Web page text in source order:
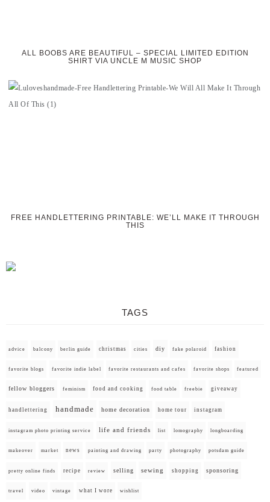
ALL BOOBS ARE BEAUTIFUL – SPECIAL LIMITED EDITION
SHIRT VIA UNCLE M MUSIC SHOP
FREE HANDLETTERING PRINTABLE: WE’LL MAKE IT THROUGH
THIS
TAGS
advice balcony berlin guide christmas cities diy fake polaroid fashion
favorite blogs favorite indie label favorite restaurants and cafes favorite shops featured
fellow bloggers feminism food and cooking food table freebie giveaway
handlettering handmade home decoration home tour instagram
instagram photo printing service life and friends list lomography longboarding
makeover market news painting and drawing party photography potsdam guide
pretty online finds recipe review selling sewing shopping sponsoring
travel video vintage what I wore wishlist